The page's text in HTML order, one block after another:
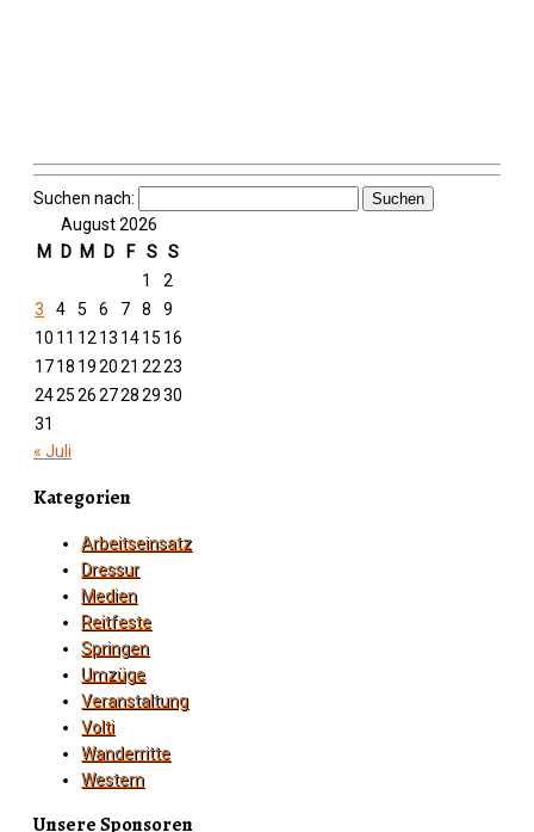
Suchen nach:
August 2026
M
D M D F S S
1
2
3
4 5 6 7 8
9
10 11 12 13 1415 16
1718 192021 2223
24252627282930
31
« Juli
Kategorien
Arbeitseinsatz
Dressur
Medien
Reitfeste
Springen
Umzüge
Veranstaltung
Volti
Wanderritte
Western
Unsere Sponsoren